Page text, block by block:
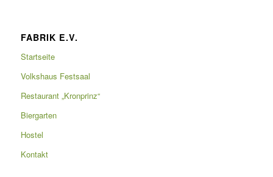
FABRIK E.V.
Startseite
Volkshaus Festsaal
Restaurant „Kronprinz“
Biergarten
Hostel
Kontakt